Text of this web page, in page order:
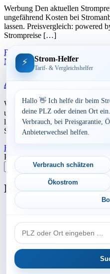
Werbung Den aktuellen
ungefährend Kosten bei
lassen. Preisvergleich:
Strompreise […]
Read More
Niedersachsen
Aktuelle
Werbung Den aktuellen
ungefährend Kosten bei
lassen. Preisvergleich: powered
Strompreise […]
Read More
Postleitzahl eingeben
Neu berechnet
Aktuelle Strompreise in
Aktuelle Strompreise in
Aktuelle Strompreise in
⚡ Strom-Helfer
Tarif- & Vergleichshelfer
Hallo 👋 Ich helfe dir beim
deine PLZ oder deinen Ort
Verbrauch, bei Preisgarantie,
Anbieterwechsel helfen.
Verbrauch schätzen
Ökostrom
PLZ
oder
Ort